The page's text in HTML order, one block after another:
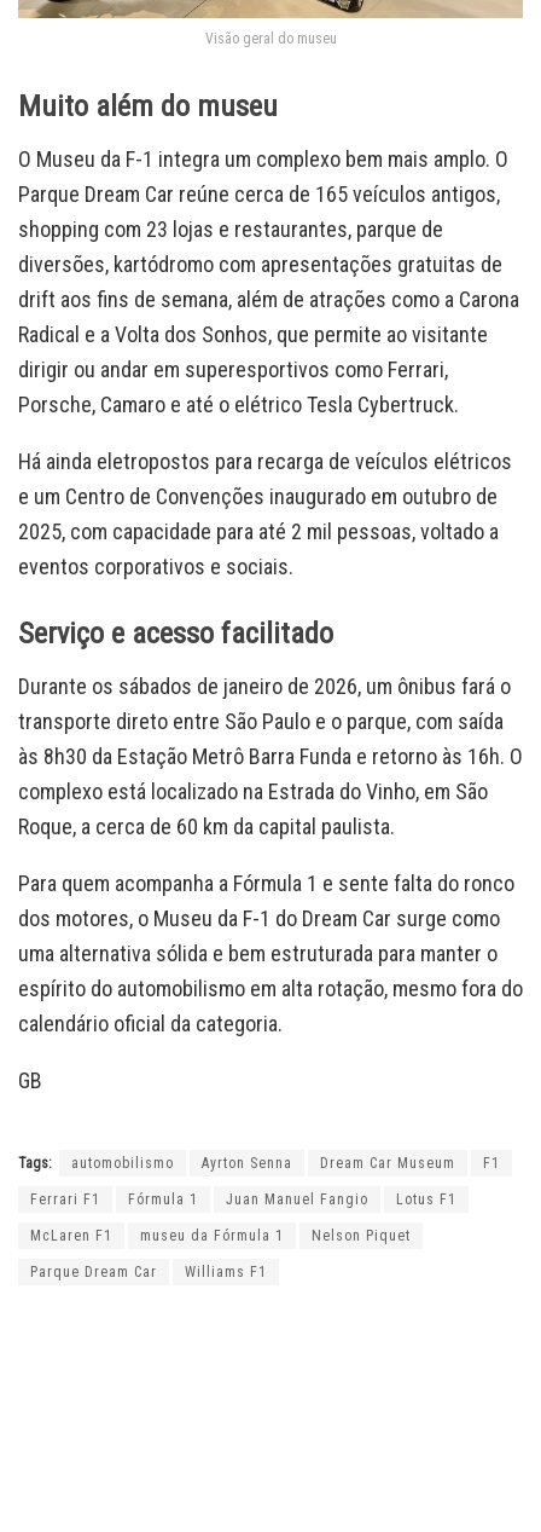
Visão geral do museu
Muito além do museu
O Museu da F-1 integra um complexo bem mais amplo. O
Parque Dream Car reúne cerca de 165 veículos antigos,
shopping com 23 lojas e restaurantes, parque de
diversões, kartódromo com apresentações gratuitas de
drift aos fins de semana, além de atrações como a Carona
Radical e a Volta dos Sonhos, que permite ao visitante
dirigir ou andar em superesportivos como Ferrari,
Porsche, Camaro e até o elétrico Tesla Cybertruck.
Há ainda eletropostos para recarga de veículos elétricos
e um Centro de Convenções inaugurado em outubro de
2025, com capacidade para até 2 mil pessoas, voltado a
eventos corporativos e sociais.
Serviço e acesso facilitado
Durante os sábados de janeiro de 2026, um ônibus fará o
transporte direto entre São Paulo e o parque, com saída
às 8h30 da Estação Metrô Barra Funda e retorno às 16h. O
complexo está localizado na Estrada do Vinho, em São
Roque, a cerca de 60 km da capital paulista.
Para quem acompanha a Fórmula 1 e sente falta do ronco
dos motores, o Museu da F-1 do Dream Car surge como
uma alternativa sólida e bem estruturada para manter o
espírito do automobilismo em alta rotação, mesmo fora do
calendário oficial da categoria.
GB
Tags: automobilismo Ayrton Senna Dream Car Museum F1
Ferrari F1 Fórmula 1 Juan Manuel Fangio Lotus F1
McLaren F1 museu da Fórmula 1 Nelson Piquet
Parque Dream Car Williams F1